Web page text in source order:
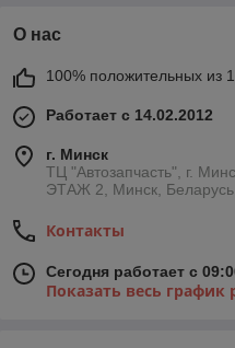
О нас
100% положительных из
Работает с 14.02.2012
г. Минск
ТЦ "Автозапчасть", г.
ЭТАЖ 2, Минск, Беларусь
Контакты
Сегодня работает с
Показать весь график